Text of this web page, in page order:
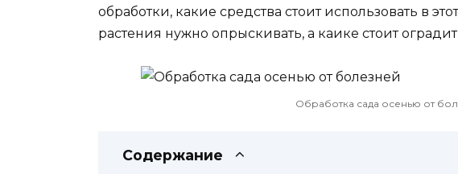
обработки, какие средства стоит использовать в
растения нужно опрыскивать, а каике стоит
Обработка сада осенью от
Содержание